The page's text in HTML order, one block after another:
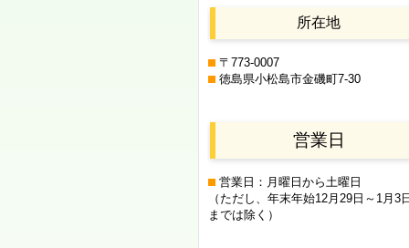
所在地
〒773-0007
徳島県小松島市金磯町7-30
営業日
営業日：月曜日から土曜日
（ただし、年末年始12月29日 ～1月3
までは除く）